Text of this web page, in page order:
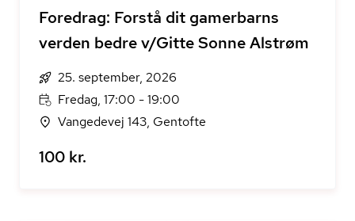
Foredrag: Forstå dit gamerbarns
verden bedre v/Gitte Sonne Alstrøm
25. september, 2026
Fredag, 17:00 - 19:00
Vangedevej 143, Gentofte
100 kr.